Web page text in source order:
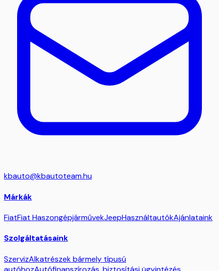
kbauto@kbautoteam.hu
Márkák
FiatFiat HaszongépjárművekJeepHasználtautókAjánlataink
Szolgáltatásaink
SzervizAlkatrészek bármely típusú